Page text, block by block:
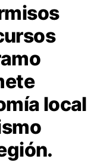
local